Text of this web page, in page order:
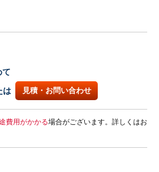
て
は 見積・お問い合わせ
費用がかかる場合がございます。詳しくはお